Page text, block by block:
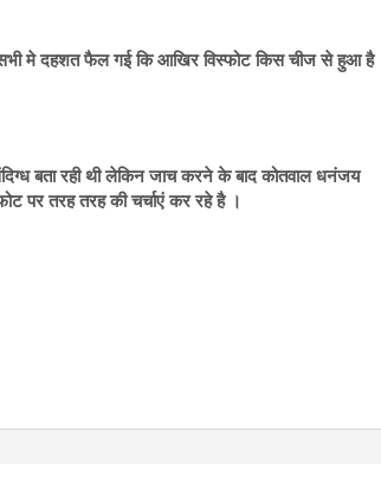
सभी मे दहशत फैल गई कि आखिर विस्फोट किस चीज से हुआ है
बता रही थी लेकिन जाच करने के बाद कोतवाल धनंजय
पर तरह तरह की चर्चाएं कर रहे है ।